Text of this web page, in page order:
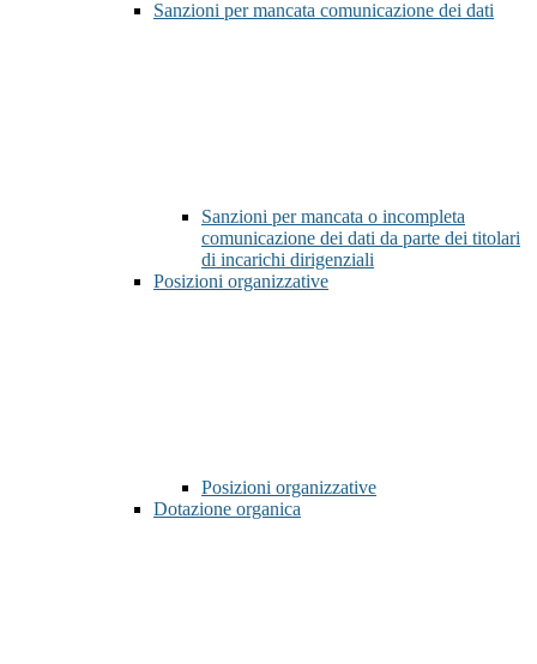
Sanzioni per mancata comunicazione dei dati
Sanzioni per mancata o incompleta
comunicazione dei dati da parte dei titolari
di incarichi dirigenziali
Posizioni organizzative
Posizioni organizzative
Dotazione organica